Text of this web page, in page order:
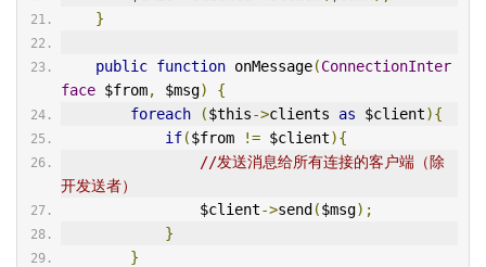
}
public function onMessage(ConnectionInter
face $from, $msg)
{
foreach
($this->clients as $client){
if($from != $client){
//发送消息给所有连接的客户端（除
开发送者）
                $client
->send ($msg);
}
}